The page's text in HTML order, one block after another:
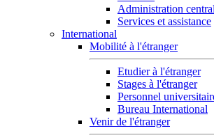
Administration
Services et assistance
International
Mobilité à l'étranger
Etudier à l'étranger
Stages à l'étranger
Personnel
Bureau International
Venir de l'étranger